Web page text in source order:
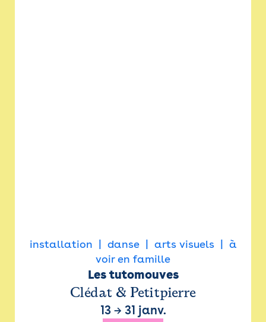
installation danse arts visuels
à
voir en famille
Les tutomouves
Clédat & Petitpierre
13→ 31 janv.